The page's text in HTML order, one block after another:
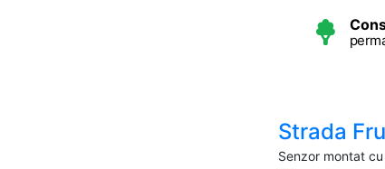
Strada
Senzor montat